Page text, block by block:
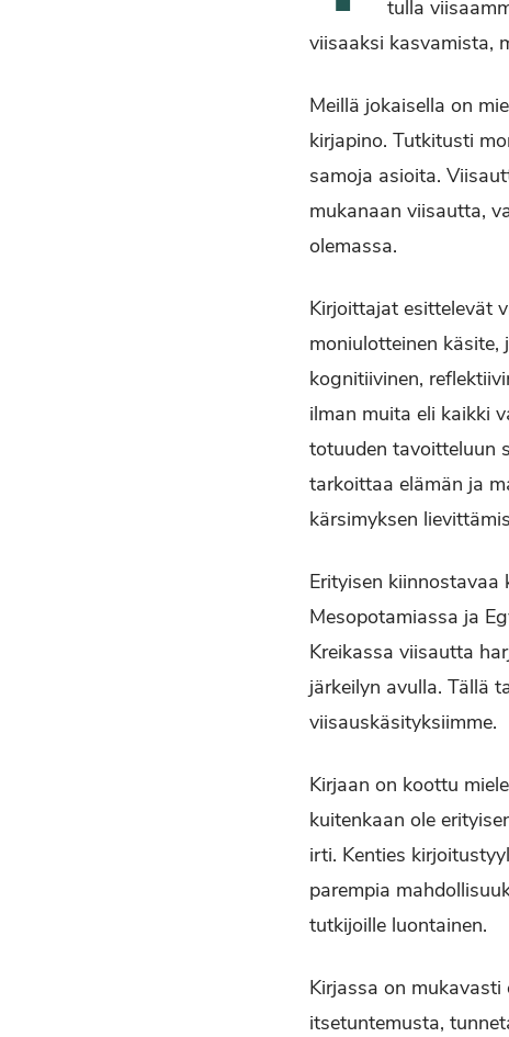
tulla
viisaaksi kasvamista,
Meillä jokaisella on
kirjapino. Tutkitusti
samoja asioita.
mukanaan viisautta,
olemassa.
Kirjoittajat esittelevät
moniulotteinen
kognitiivinen,
ilman muita eli kaikki
totuuden tavoitteluun
tarkoittaa elämän ja
kärsimyksen
Erityisen
Mesopotamiassa ja
Kreikassa viisautta
järkeilyn avulla. Tällä
viisauskäsityksiimme.
Kirjaan on koottu
kuitenkaan ole
irti. Kenties
parempia
tutkijoille luontainen.
Kirjassa on
itsetuntemusta,